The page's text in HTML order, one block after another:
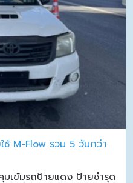
M-Flow รวม 5 วันกว่า
เข้มรถป้ายแดง ป้ายชำรุด